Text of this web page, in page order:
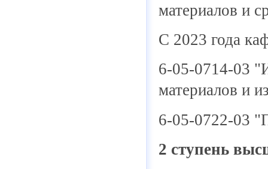
материалов и
С 2023 года
6-05-0714-03
материалов и
6-05-0722-03
2 ступень